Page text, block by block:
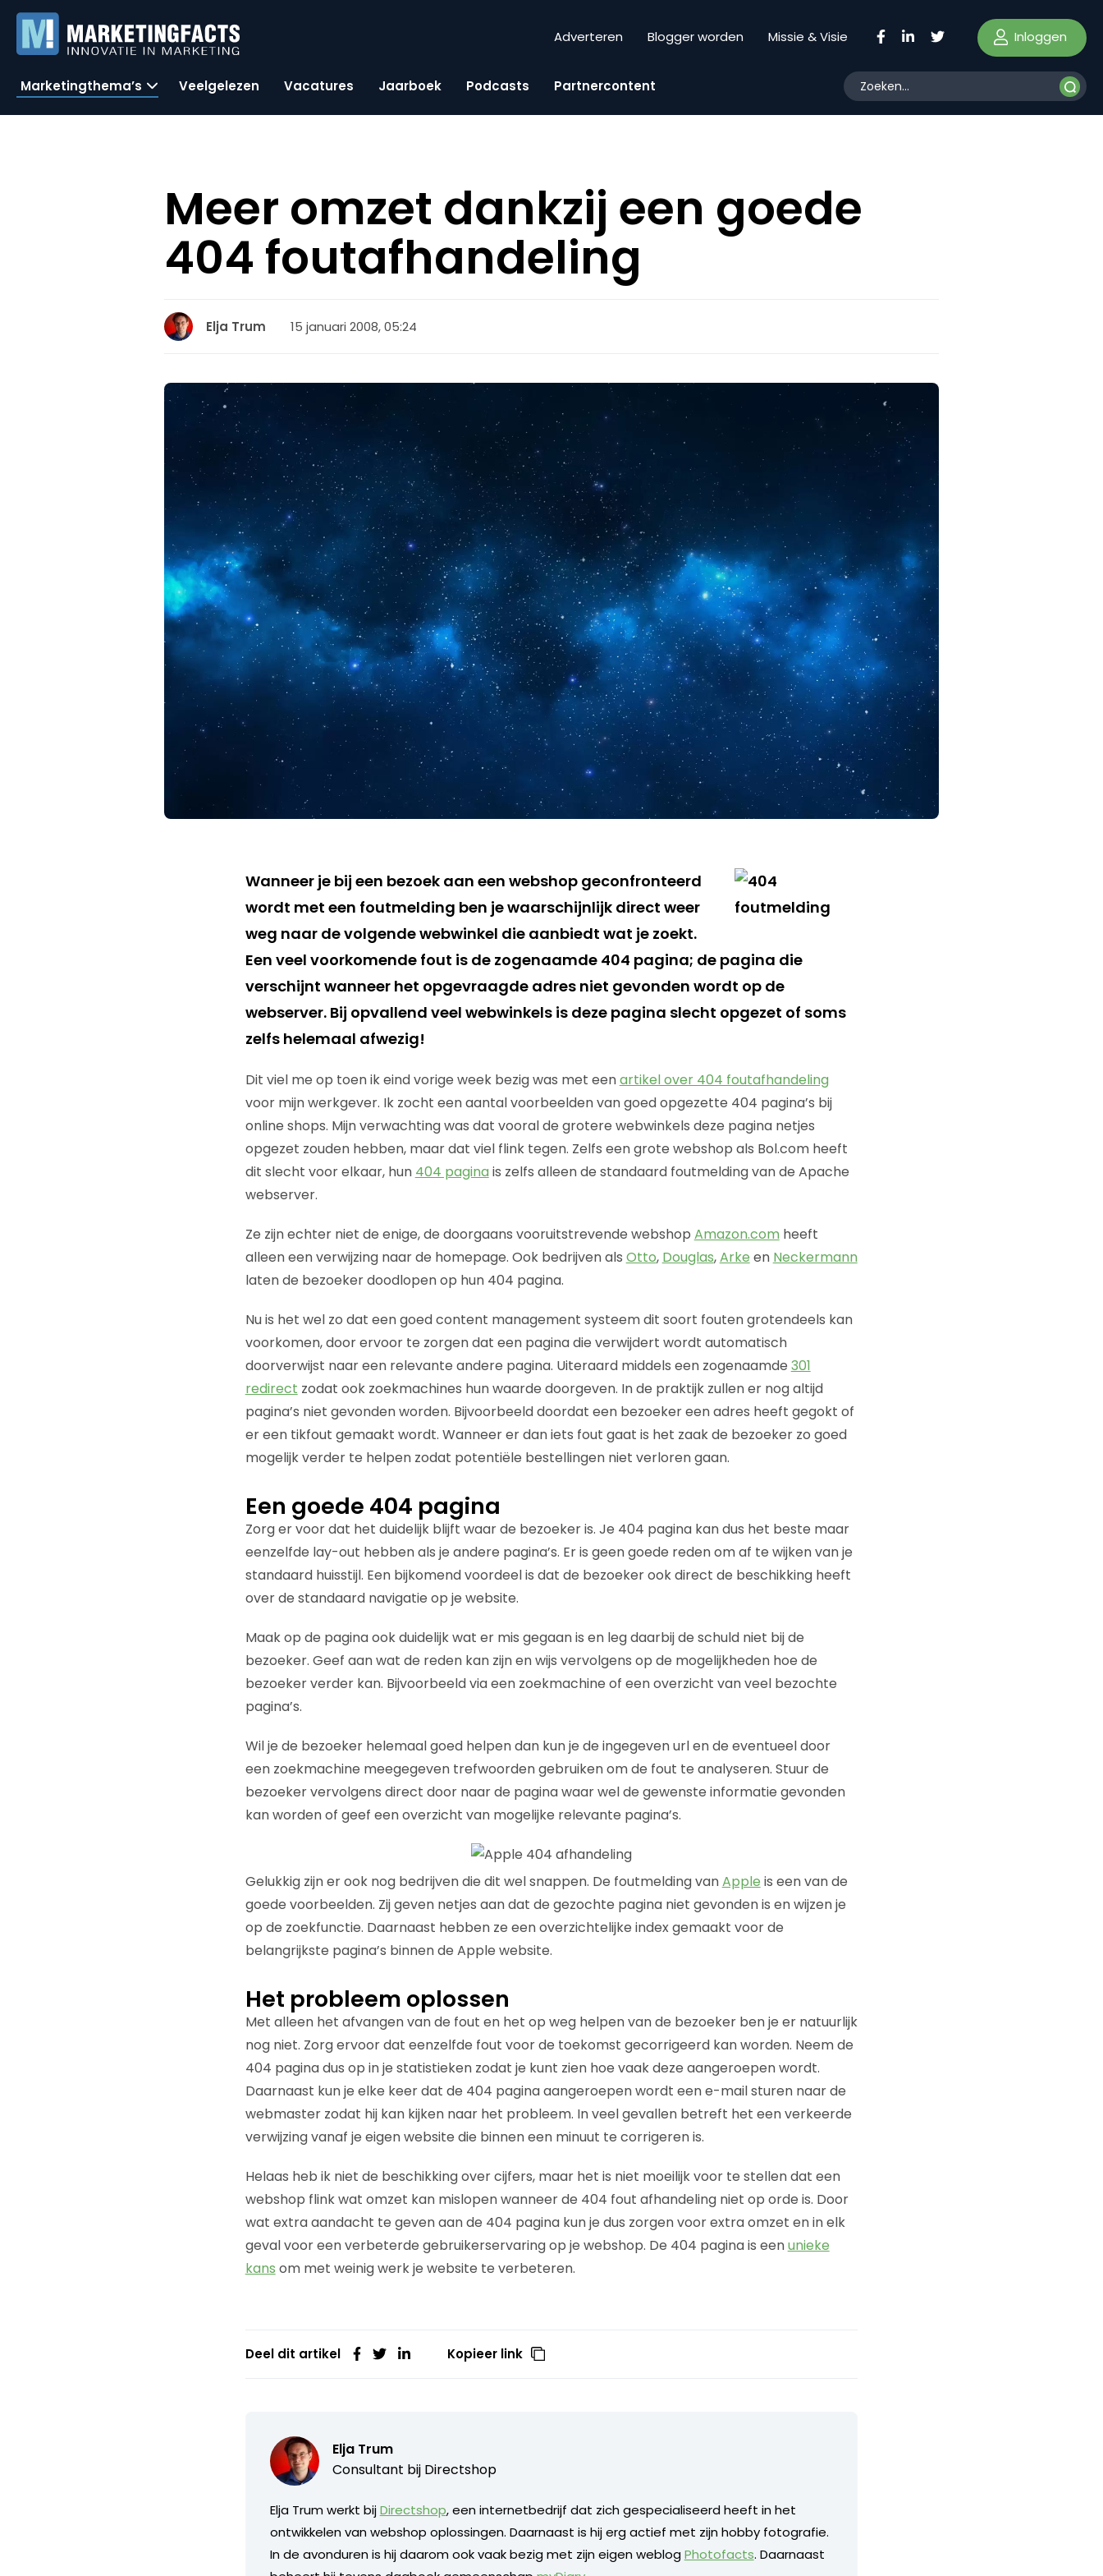
Adverteren Blogger worden Missie & Visie Inloggen
Marketingthema’s Veelgelezen Vacatures Jaarboek Podcasts Partnercontent
Meer omzet dankzij een goede
404 foutafhandeling
Elja Trum 15 januari 2008, 05:24
Wanneer je bij een bezoek aan een webshop geconfronteerd
wordt met een foutmelding ben je waarschijnlijk direct weer
weg naar de volgende webwinkel die aanbiedt wat je zoekt.
Een veel voorkomende fout is de zogenaamde 404 pagina; de pagina die
verschijnt wanneer het opgevraagde adres niet gevonden wordt op de
webserver. Bij opvallend veel webwinkels is deze pagina slecht opgezet of soms
zelfs helemaal afwezig!
Dit viel me op toen ik eind vorige week bezig was met eenartikel over 404 foutafhandeling
voor mijn werkgever. Ik zocht een aantal voorbeelden van goed opgezette 404 pagina’s bij
online shops. Mijn verwachting was dat vooral de grotere webwinkels deze pagina netjes
opgezet zouden hebben, maar dat viel flink tegen. Zelfs een grote webshop als Bol.com heeft
dit slecht voor elkaar, hun 404 pagina is zelfs alleen de standaard foutmelding van de Apache
webserver.
Ze zijn echter niet de enige, de doorgaans vooruitstrevende webshop Amazon.com heeft
alleen een verwijzing naar de homepage. Ook bedrijven als Otto, Douglas,Arke en Neckermann
laten de bezoeker doodlopen op hun 404 pagina.
Nu is het wel zo dat een goed content management systeem dit soort fouten grotendeels kan
voorkomen, door ervoor te zorgen dat een pagina die verwijdert wordt automatisch
doorverwijst naar een relevante andere pagina. Uiteraard middels een zogenaamde 301
redirect zodat ook zoekmachines hun waarde doorgeven. In de praktijk zullen er nog altijd
pagina’s niet gevonden worden. Bijvoorbeeld doordat een bezoeker een adres heeft gegokt of
er een tikfout gemaakt wordt. Wanneer er dan iets fout gaat is het zaak de bezoeker zo goed
mogelijk verder te helpen zodat potentiële bestellingen niet verloren gaan.
Een goede 404 pagina
Zorg er voor dat het duidelijk blijft waar de bezoeker is. Je 404 pagina kan dus het beste maar
eenzelfde lay-out hebben als je andere pagina’s. Er is geen goede reden om af te wijken van je
standaard huisstijl. Een bijkomend voordeel is dat de bezoeker ook direct de beschikking heeft
over de standaard navigatie op je website.
Maak op de pagina ook duidelijk wat er mis gegaan is en leg daarbij de schuld niet bij de
bezoeker. Geef aan wat de reden kan zijn en wijs vervolgens op de mogelijkheden hoe de
bezoeker verder kan. Bijvoorbeeld via een zoekmachine of een overzicht van veel bezochte
pagina’s.
Wil je de bezoeker helemaal goed helpen dan kun je de ingegeven url en de eventueel door
een zoekmachine meegegeven trefwoorden gebruiken om de fout te analyseren. Stuur de
bezoeker vervolgens direct door naar de pagina waar wel de gewenste informatie gevonden
kan worden of geef een overzicht van mogelijke relevante pagina’s.
Gelukkig zijn er ook nog bedrijven die dit wel snappen. De foutmelding vanApple is een van de
goede voorbeelden. Zij geven netjes aan dat de gezochte pagina niet gevonden is en wijzen je
op de zoekfunctie. Daarnaast hebben ze een overzichtelijke index gemaakt voor de
belangrijkste pagina’s binnen de Apple website.
Het probleem oplossen
Met alleen het afvangen van de fout en het op weg helpen van de bezoeker ben je er natuurlijk
nog niet. Zorg ervoor dat eenzelfde fout voor de toekomst gecorrigeerd kan worden. Neem de
404 pagina dus op in je statistieken zodat je kunt zien hoe vaak deze aangeroepen wordt.
Daarnaast kun je elke keer dat de 404 pagina aangeroepen wordt een e-mail sturen naar de
webmaster zodat hij kan kijken naar het probleem. In veel gevallen betreft het een verkeerde
verwijzing vanaf je eigen website die binnen een minuut te corrigeren is.
Helaas heb ik niet de beschikking over cijfers, maar het is niet moeilijk voor te stellen dat een
webshop flink wat omzet kan mislopen wanneer de 404 fout afhandeling niet op orde is. Door
wat extra aandacht te geven aan de 404 pagina kun je dus zorgen voor extra omzet en in elk
geval voor een verbeterde gebruikerservaring op je webshop. De 404 pagina is eenunieke
kans om met weinig werk je website te verbeteren.
Deel dit artikel Kopieer link
Elja Trum
Consultant bij Directshop
Elja Trum werkt bijDirectshop, een internetbedrijf dat zich gespecialiseerd heeft in het
ontwikkelen van webshop oplossingen. Daarnaast is hij erg actief met zijn hobby fotografie.
In de avonduren is hij daarom ook vaak bezig met zijn eigen weblogPhotofacts. Daarnaast